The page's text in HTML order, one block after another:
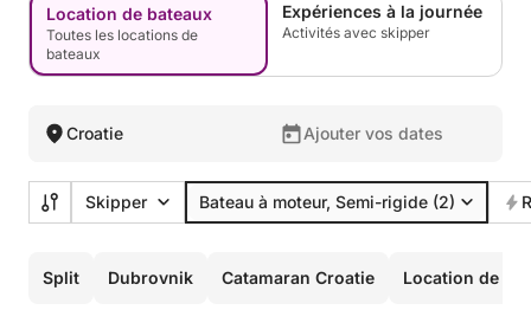
Location de bateaux
Toutes les locations de
bateaux
Expériences à la journée
Activités avec skipper
Croatie Ajouter vos dates
Skipper Bateau à moteur, Semi-rigide (2)
Split Dubrovnik Catamaran Croatie Location de